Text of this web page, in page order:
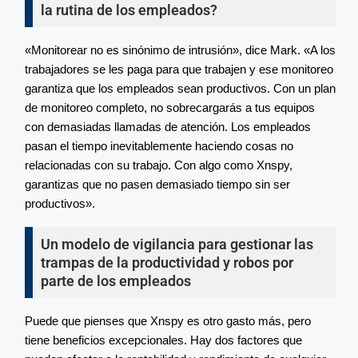
la rutina de los empleados?
«Monitorear no es sinónimo de intrusión», dice Mark. «A los
trabajadores se les paga para que trabajen y ese monitoreo
garantiza que los empleados sean productivos. Con un plan
de monitoreo completo, no sobrecargarás a tus equipos
con demasiadas llamadas de atención. Los empleados
pasan el tiempo inevitablemente haciendo cosas no
relacionadas con su trabajo. Con algo como Xnspy,
garantizas que no pasen demasiado tiempo sin ser
productivos».
Un modelo de vigilancia para gestionar las
trampas de la productividad y robos por
parte de los empleados
Puede que pienses que Xnspy es otro gasto más, pero
tiene beneficios excepcionales. Hay dos factores que